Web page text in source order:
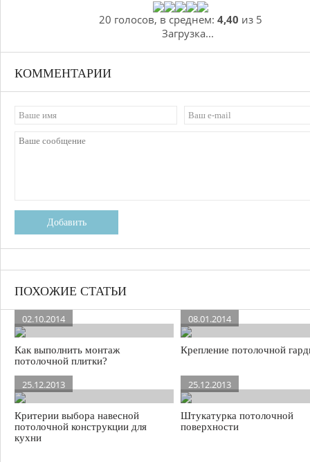
20 голосов, в среднем: 4,40 из 5
Загрузка...
КОММЕНТАРИИ
Добавить
ПОХОЖИЕ СТАТЬИ
02.10.2014
Как выполнить монтаж
потолочной плитки?
08.01.2014
Крепление потолочной
25.12.2013
Критерии выбора навесной
потолочной конструкции для
кухни
25.12.2013
Штукатурка потолочной
поверхности